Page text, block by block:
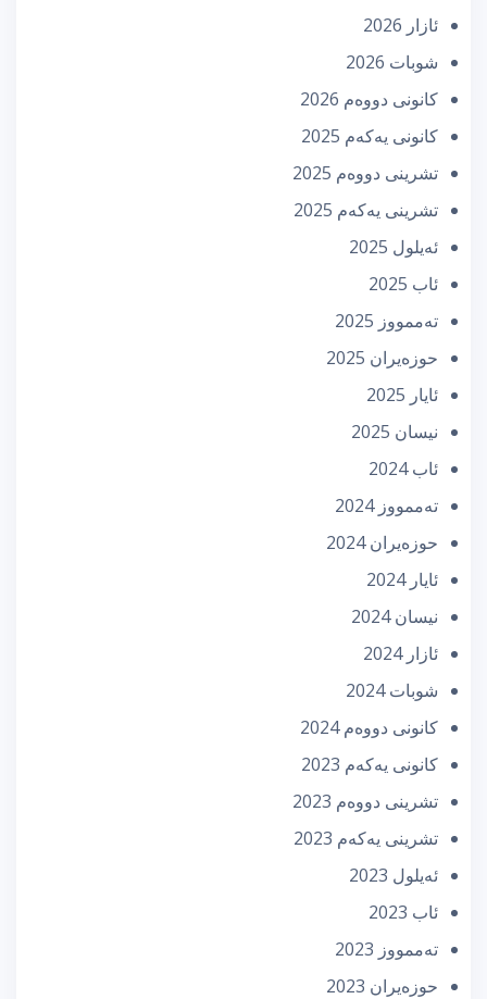
ئازار 2026
شوبات 2026
كانونی دووه‌م 2026
كانونی یه‌كه‌م 2025
تشرینی دووه‌م 2025
تشرینی یه‌كه‌م 2025
ئه‌یلول 2025
ئاب 2025
تەممووز 2025
حوزه‌یران 2025
ئایار 2025
نیسان 2025
ئاب 2024
تەممووز 2024
حوزه‌یران 2024
ئایار 2024
نیسان 2024
ئازار 2024
شوبات 2024
كانونی دووه‌م 2024
كانونی یه‌كه‌م 2023
تشرینی دووه‌م 2023
تشرینی یه‌كه‌م 2023
ئه‌یلول 2023
ئاب 2023
تەممووز 2023
حوزه‌یران 2023